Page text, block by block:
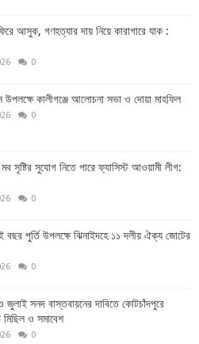
আসুক, গণহত্যার দায় নিয়ে কারাগারে যাক :
0
কালীগঞ্জে আলোচনা সভা ও দোয়া মাহফিল
0
সৃষ্টির সুযোগ নিতে পারে ফ্যাসিস্ট আওয়ামী লীগ:
0
পুর্তি উপলক্ষে ঝিনাইদহে ১১ দলীয় ঐক্য জোটের
0
সনদ বাস্তবায়নের দাবিতে কোটচাঁদপুরে
মিছিল ও সমাবেশ
0